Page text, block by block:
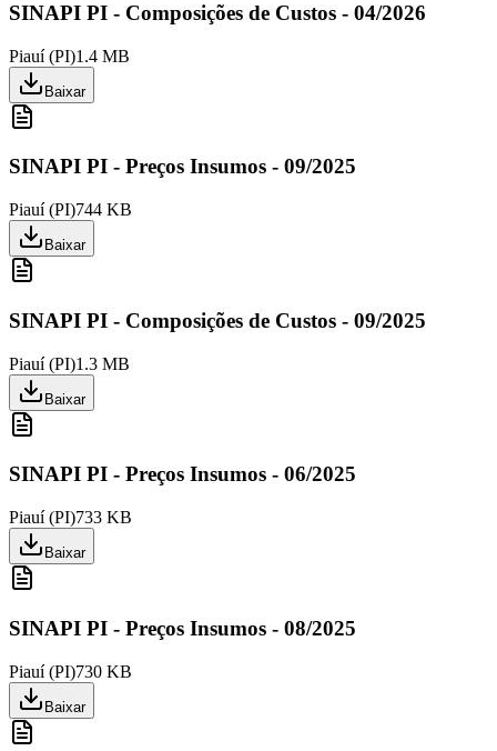
SINAPI PI - Composições de Custos - 04/2026
Piauí(PI)1.4 MB
Baixar
SINAPI PI - Preços Insumos - 09/2025
Piauí(PI)744 KB
Baixar
SINAPI PI - Composições de Custos - 09/2025
Piauí(PI)1.3 MB
Baixar
SINAPI PI - Preços Insumos - 06/2025
Piauí(PI)733 KB
Baixar
SINAPI PI - Preços Insumos - 08/2025
Piauí(PI)730 KB
Baixar